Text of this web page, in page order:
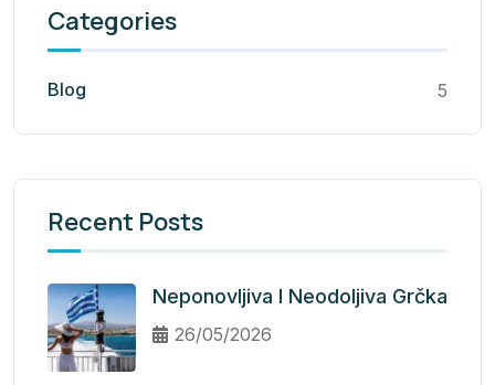
Categories
Blog 5
Recent Posts
Neponovljiva I Neodoljiva Grčka
26/05/2026